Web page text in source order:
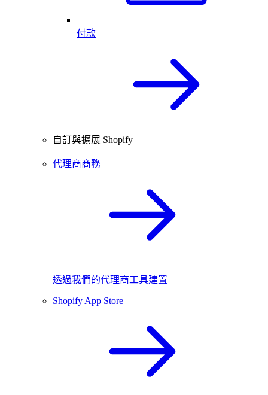
付款
自訂與擴展 Shopify
代理商商務
透過我們的代理商工具建置
Shopify App Store